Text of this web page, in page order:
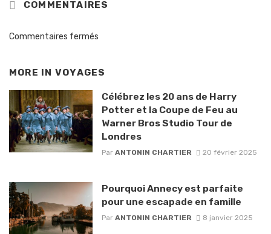
COMMENTAIRES
Commentaires fermés
MORE IN VOYAGES
Célébrez les 20 ans de Harry
Potter et la Coupe de Feu au
Warner Bros Studio Tour de
Londres
Par ANTONIN CHARTIER 20 février 2025
Pourquoi Annecy est parfaite
pour une escapade en famille
Par ANTONIN CHARTIER 8 janvier 2025